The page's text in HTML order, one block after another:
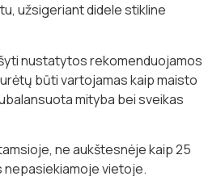
užsigeriant didele stikline
nustatytos rekomenduojamos
būti vartojamas kaip maisto
mityba bei sveikas
ne aukštesnėje kaip 25
vietoje.